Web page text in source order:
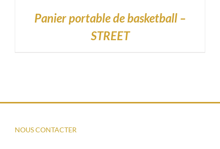
Panier portable de basketball –
STREET
NOUS CONTACTER